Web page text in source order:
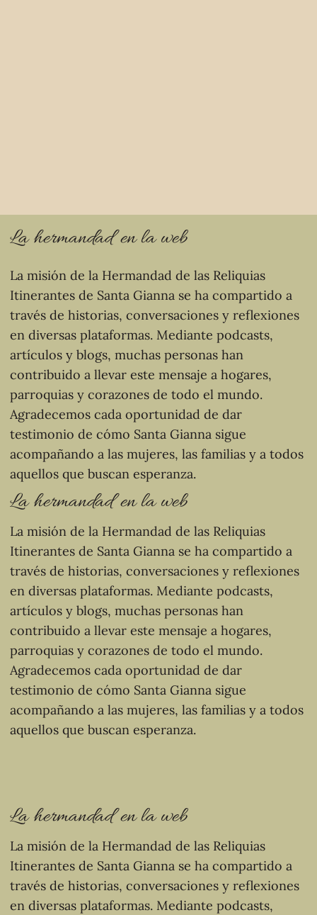
La misión de la Hermandad de las Reliquias
Itinerantes de Santa Gianna se ha compartido a
través de historias, conversaciones y reflexiones
en diversas plataformas. Mediante podcasts,
La hermandad en la web
La misión de la Hermandad de las Reliquias
Itinerantes de Santa Gianna se ha compartido a
través de historias, conversaciones y reflexiones
en diversas plataformas. Mediante podcasts,
artículos y blogs, muchas personas han
contribuido a llevar este mensaje a hogares,
parroquias y corazones de todo el mundo.
Agradecemos cada oportunidad de dar
testimonio de cómo Santa Gianna sigue
acompañando a las mujeres, las familias y a todos
aquellos que buscan esperanza.
La hermandad en la web
La misión de la Hermandad de las Reliquias
Itinerantes de Santa Gianna se ha compartido a
través de historias, conversaciones y reflexiones
en diversas plataformas. Mediante podcasts,
artículos y blogs, muchas personas han
contribuido a llevar este mensaje a hogares,
parroquias y corazones de todo el mundo.
Agradecemos cada oportunidad de dar
testimonio de cómo Santa Gianna sigue
acompañando a las mujeres, las familias y a todos
aquellos que buscan esperanza.
La hermandad en la web